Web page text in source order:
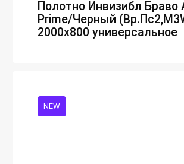
Полотно Инвизибл Браво
Prime/Черный
2000х800 универсальное
NEW